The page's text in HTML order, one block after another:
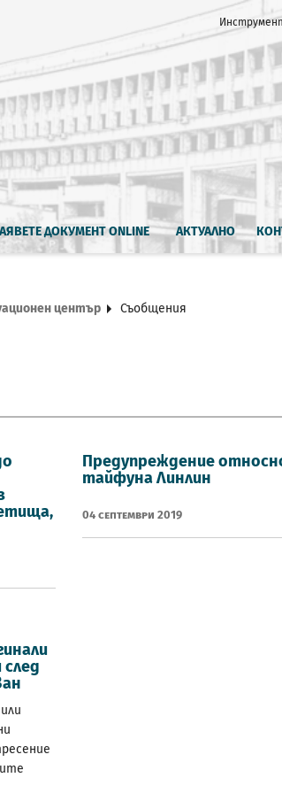
ДОКУМЕНТ ONLINE АКТУАЛНО
център Съобщения
Предупреждение
тайфуна Линлин
04 Септември 2019
след